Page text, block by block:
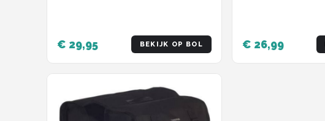
€ 29,95 BEKIJK OP BOL € 26,99